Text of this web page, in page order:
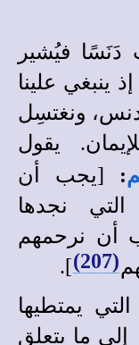
فيُشير
ينبغي علينا
ونغتسِل
يقول
: [يجب أن
التي نجدها
أن نرحمهم
(207)
].
يمتطيها
ما يتعلق